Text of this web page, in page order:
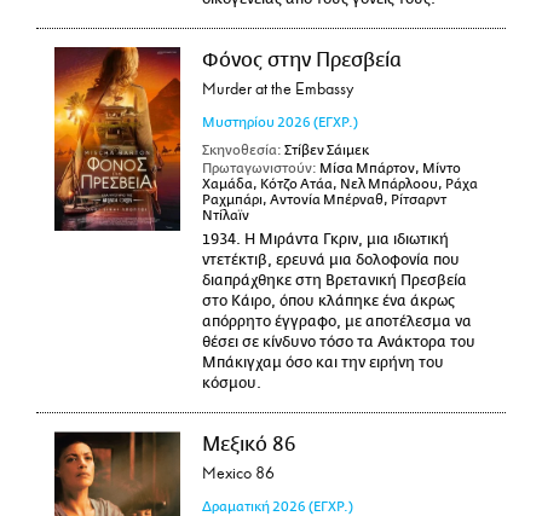
Φόνος στην Πρεσβεία
Murder at the Embassy
Μυστηρίου 2026 (ΕΓΧΡ.)
Σκηνοθεσία: Στίβεν Σάιμεκ
Πρωταγωνιστούν: Μίσα Μπάρτον, Μίντο
Χαμάδα, Κότζο Ατάα, Νελ Μπάρλοου, Ράχα
Ραχμπάρι, Αντονία Μπέρναθ, Ρίτσαρντ
Ντίλαϊν
1934. Η Μιράντα Γκριν, μια ιδιωτική
ντετέκτιβ, ερευνά μια δολοφονία που
διαπράχθηκε στη Βρετανική Πρεσβεία
στο Κάιρο, όπου κλάπηκε ένα άκρως
απόρρητο έγγραφο, με αποτέλεσμα να
θέσει σε κίνδυνο τόσο τα Ανάκτορα του
Μπάκιγχαμ όσο και την ειρήνη του
κόσμου.
Μεξικό 86
Mexico 86
Δραματική 2026 (ΕΓΧΡ.)